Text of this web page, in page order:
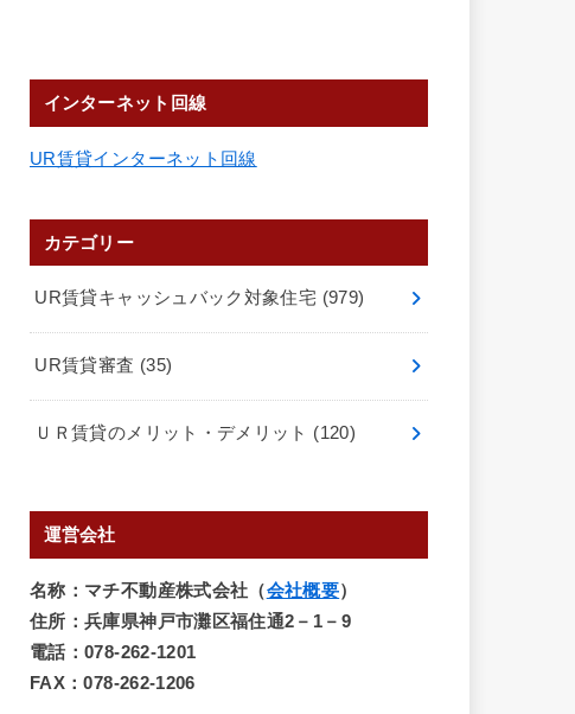
インターネット回線
UR賃貸インターネット回線
カテゴリー
UR賃貸キャッシュバック対象住宅 (979)
UR賃貸審査 (35)
ＵＲ賃貸のメリット・デメリット (120)
運営会社
名称：マチ不動産株式会社（会社概要）
住所：兵庫県神戸市灘区福住通2－1－9
電話：078-262-1201
FAX：078-262-1206